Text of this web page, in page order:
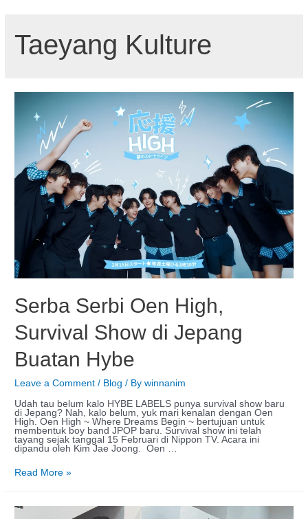
Taeyang Kulture
Serba Serbi Oen High,
Survival Show di Jepang
Buatan Hybe
Leave a Comment / Blog / Bywinnanim
Udah tau belum kalo HYBE LABELS punya survival show baru
di Jepang? Nah, kalo belum, yuk mari kenalan dengan Oen
High. Oen High ~ Where Dreams Begin ~ bertujuan untuk
membentuk boy band JPOP baru. Survival show ini telah
tayang sejak tanggal 15 Februari di Nippon TV. Acara ini
dipandu oleh Kim Jae Joong. Oen …
Read More »